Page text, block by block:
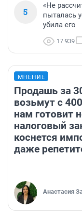
5
«Не
пыталась
убила его
17 939
МНЕНИЕ
Продашь за
возьмут с
нам готовит
налоговый
коснется
даже
Анастасия